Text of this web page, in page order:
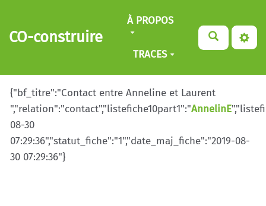
Aller au contenu principal
CO-construire
À PROPOS
TRACES
{"bf_titre":"Contact entre Anneline et Laurent
","relation":"contact","listefiche10part1":"AnnelinE
08-30
07:29:36","statut_fiche":"1","date_maj_fiche":"2019-08-
30 07:29:36"}